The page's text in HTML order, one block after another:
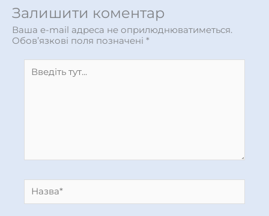
Залишити коментар
Ваша e-mail адреса не оприлюднюватиметься.
Обов’язкові поля позначені *
тут...